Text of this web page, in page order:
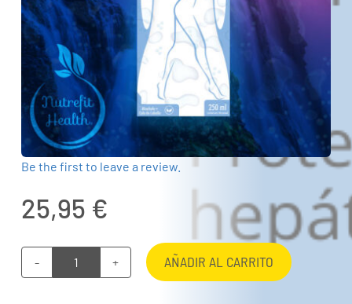
Be the first to leave a review.
25,95 €
DRENASUIT
AÑADIR AL CARRITO